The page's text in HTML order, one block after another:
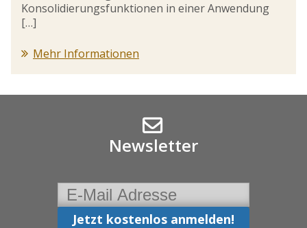
Konsolidierungsfunktionen in einer Anwendung
[…]
Mehr Informationen
Newsletter